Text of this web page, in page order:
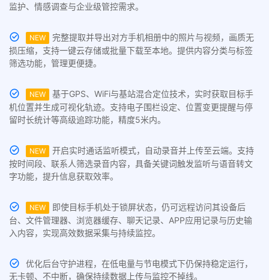
监护、情感调查与企业级管控需求。
NEW
完整提取并导出对方手机相册中的照片与视频，画质无
损压缩，支持一键云存储或批量下载至本地。提供内容分类与标签
筛选功能，管理更便捷。
NEW
基于GPS、WiFi与基站混合定位技术，实时获取目标手
机位置并生成可视化轨迹。支持电子围栏设定、位置变更提醒与停
留时长统计等高级追踪功能，精度5米内。
NEW
开启实时通话监听模式，自动录音并上传至云端。支持
按时间段、联系人筛选录音内容，具备关键词触发监听与语音转文
字功能，提升信息获取效率。
NEW
即使目标手机处于锁屏状态，仍可远程访问其设备后
台、文件管理器、浏览器缓存、聊天记录、APP应用记录与历史输
入内容，实现高效数据采集与持续监控。
优化后台守护进程，在低电量与节电模式下仍保持稳定运行，
无卡顿、不中断，确保持续数据上传与监控不掉线。